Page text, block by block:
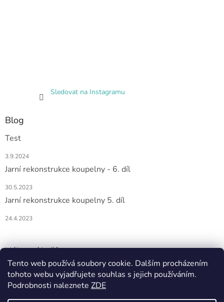
Tento web používá soubory cookie. Dalším procházením
tohoto webu vyjadřujete souhlas s jejich používáním.
Podrobnosti naleznete ZDE
Sledovat na Instagramu
Blog
Test
3.9.2024
Jarní rekonstrukce koupelny - 6. díl
30.5.2023
Jarní rekonstrukce koupelny 5. díl
24.4.2023
Nákupní košík
0KS /0 KČ